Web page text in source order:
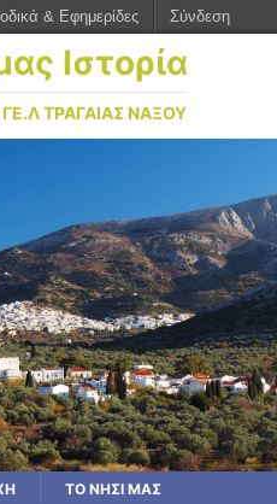
Ιστορία
ΤΡΑΓΑΙΑΣ ΝΑΞΟΥ
ΤΟ ΝΗΣΙ ΜΑΣ
& Εφημερίδες Σύνδεση